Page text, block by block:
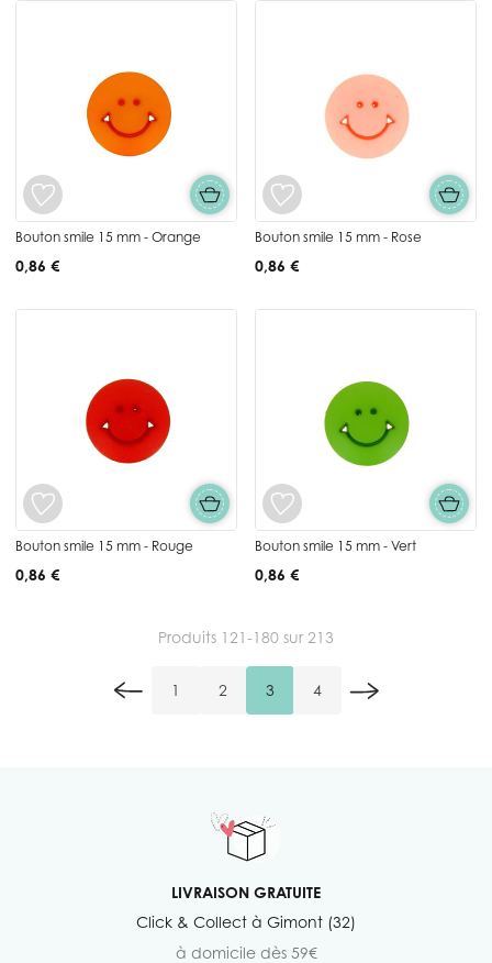
Bouton smile 15 mm - Orange
0,86 €
Bouton smile 15 mm - Rose
0,86 €
Bouton smile 15 mm - Rouge
0,86 €
Bouton smile 15 mm - Vert
0,86 €
Page
1 Page
2 Vous lisez actuellement la
3 Page
4
Produits 121-180 sur 213
LIVRAISON GRATUITE
Click & Collect à Gimont (32)
à domicile dès 59€